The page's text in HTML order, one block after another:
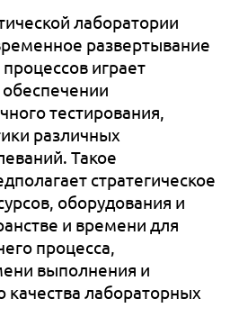
лаборатории
развертывание
играет
тестирования,
различных
Такое
стратегическое
оборудования и
и времени для
процесса,
выполнения и
лабораторных